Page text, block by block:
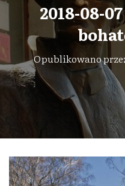
2018-08-
Opublikowano